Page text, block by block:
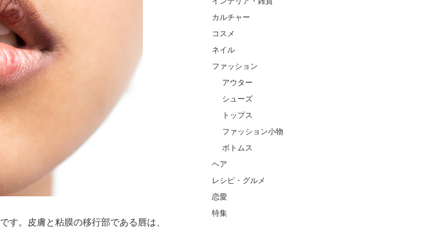
です。皮膚と粘膜の移行部である唇は、
カルチャー
コスメ
ネイル
ファッション
アウター
シューズ
トップス
ファッション小物
ボトムス
ヘア
レシピ・グルメ
恋愛
特集